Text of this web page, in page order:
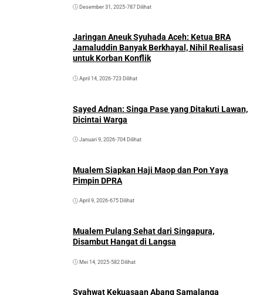
Desember 31, 2025•787 Dilihat
Jaringan Aneuk Syuhada Aceh: Ketua BRA
Jamaluddin Banyak Berkhayal, Nihil Realisasi
untuk Korban Konflik
April 14, 2026•723 Dilihat
Sayed Adnan: Singa Pase yang Ditakuti Lawan,
Dicintai Warga
Januari 9, 2026•704 Dilihat
Mualem Siapkan Haji Maop dan Pon Yaya
Pimpin DPRA
April 9, 2026•675 Dilihat
Mualem Pulang Sehat dari Singapura,
Disambut Hangat di Langsa
Mei 14, 2025•582 Dilihat
Syahwat Kekuasaan Abang Samalanga